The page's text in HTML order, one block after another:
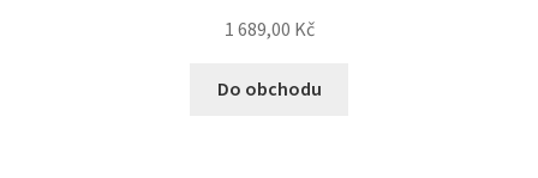
1 689,00 Kč
Do obchodu